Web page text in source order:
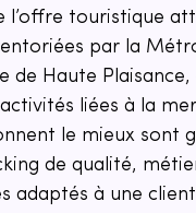
touristique
par la
de Haute
liées à la
le mieux sont
de qualité,
adaptés à une